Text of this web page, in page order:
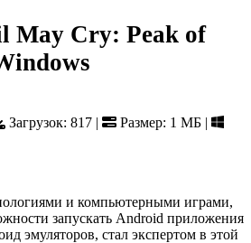
May Cry: Peak of
Загрузок: 817 |
Размер: 1 МБ |
и компьютерными играми,
запускать Android приложения
эмуляторов, стал экспертом в этой